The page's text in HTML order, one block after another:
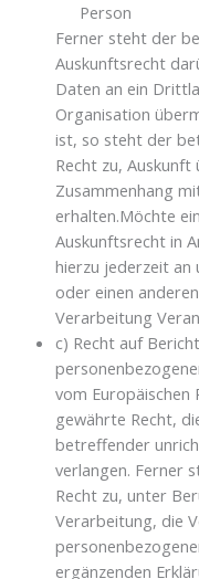
Person
Ferner steht der
Auskunftsrecht
Daten an ein
Organisation
ist, so steht der
Recht zu,
Zusammenhang
erhalten.Möchte
Auskunftsrecht in
hierzu jederzeit an
oder einen
Verarbeitung
c) Recht auf
vom Europäischen
gewährte Recht,
betreffender
verlangen. Ferner
Recht zu, unter
Verarbeitung, die
ergänzenden